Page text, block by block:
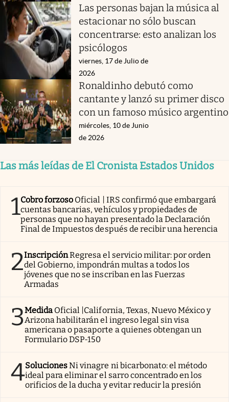
Las personas bajan la música al
estacionar no sólo buscan
concentrarse: esto analizan los
psicólogos
viernes, 17 de Julio de
2026
Ronaldinho debutó como
cantante y lanzó su primer disco
con un famoso músico argentino
miércoles, 10 de Junio
de 2026
Las más leídas de El Cronista Estados Unidos
1Cobro forzoso Oficial | IRS confirmó que embargará
cuentas bancarias, vehículos y propiedades de
personas que no hayan presentado la Declaración
Final de Impuestos después de recibir una herencia
2InscripciónRegresa el servicio militar: por orden
del Gobierno, impondrán multas a todos los
jóvenes que no se inscriban en las Fuerzas
Armadas
3Medida Oficial |California, Texas, Nuevo México y
Arizona habilitarán el ingreso legal sin visa
americana o pasaporte a quienes obtengan un
Formulario DSP-150
4SolucionesNi vinagre ni bicarbonato: el método
ideal para eliminar el sarro concentrado en los
orificios de la ducha y evitar reducir la presión